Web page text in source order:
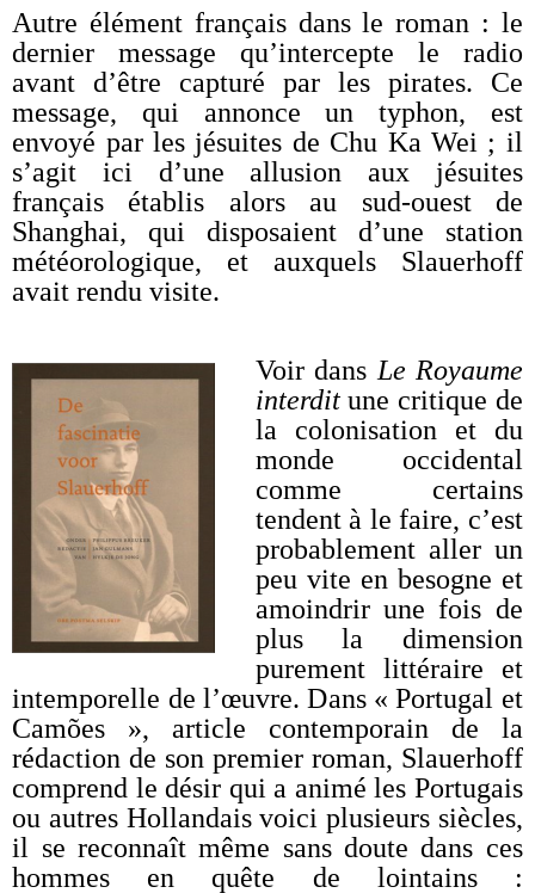
Autre élément français dans le roman : le
dernier message qu’intercepte le radio
avant d’être capturé par les pirates. Ce
message, qui annonce un typhon, est
envoyé par les jésuites de Chu Ka Wei ; il
s’agit ici d’une allusion aux jésuites
français établis alors au sud-ouest de
Shanghai, qui disposaient d’une station
météorologique, et auxquels Slauerhoff
avait rendu visite.
Voir dans Le Royaume
interditune critique de
la colonisation et du
monde occidental
comme certains
tendent à le faire, c’est
probablement aller un
peu vite en besogne et
amoindrir une fois de
plus la dimension
purement littéraire et
intemporelle de l’œuvre. Dans « Portugal et
Camões », article contemporain de la
rédaction de son premier roman, Slauerhoff
comprend le désir qui a animé les Portugais
ou autres Hollandais voici plusieurs siècles,
il se reconnaît même sans doute dans ces
hommes en quête de lointains :